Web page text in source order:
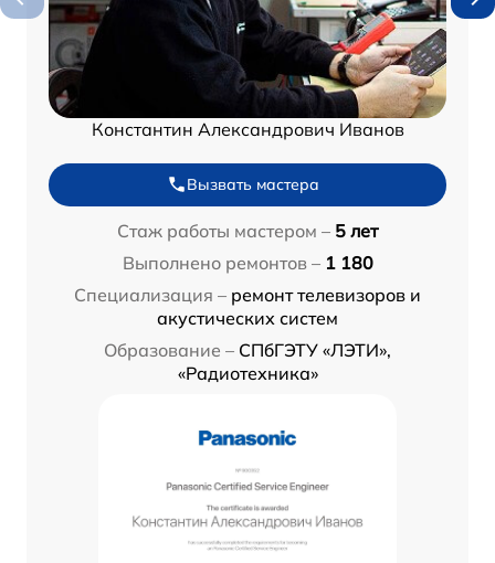
Константин Александрович Иванов
Вызвать мастера
Стаж работы мастером – 5 лет
Выполнено ремонтов – 1 180
Специализация – ремонт телевизоров и
акустических систем
Образование – СПбГЭТУ «ЛЭТИ»,
«Радиотехника»